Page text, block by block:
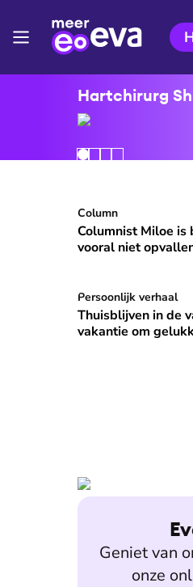
Hartchirurg
Columnist Miloe is
⭐ Premium
Column
Columnist Miloe
vooral niet
Thuisblijven in de
Persoonlijk verhaal
Thuisblijven in de
vakantie om
Geniet van
onze